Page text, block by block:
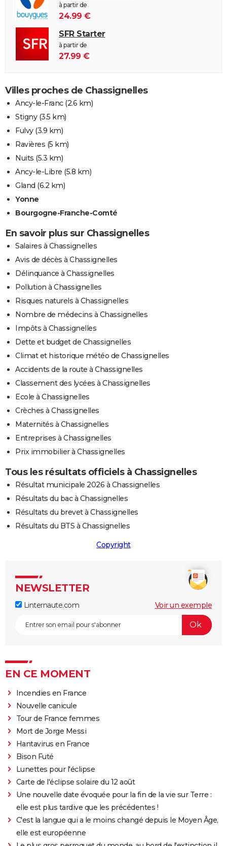
à partir de
24.99 €
SFR Starter
à partir de
27.99 €
Villes proches de Chassignelles
Ancy-le-Franc(2.6 km)
Stigny(3.5 km)
Fulvy(3.9 km)
Ravières (5 km)
Nuits (5.3 km)
Ancy-le-Libre (5.8 km)
Gland (6.2 km)
Yonne
Bourgogne-Franche-Comté
En savoir plus sur Chassignelles
Salaires à Chassignelles
Avis de décès à Chassignelles
Délinquance à Chassignelles
Pollution à Chassignelles
Risques naturels à Chassignelles
Nombre de médecins à Chassignelles
Impôts à Chassignelles
Dette et budget de Chassignelles
Climat et historique météo de Chassignelles
Accidents de la route à Chassignelles
Classement des lycées à Chassignelles
Ecole à Chassignelles
Crèches à Chassignelles
Maternités à Chassignelles
Entreprises à Chassignelles
Prix immobilier à Chassignelles
Tous les résultats officiels à Chassignelles
Résultat municipale 2026 à Chassignelles
Résultats du bac à Chassignelles
Résultats du brevet à Chassignelles
Résultats du BTS à Chassignelles
Copyright
NEWSLETTER
Linternaute.com Voir un exemple
EN CE MOMENT
Incendies en France
Nouvelle canicule
Tour de France femmes
Mort de Jorge Messi
Hantavirus en France
Bison Futé
Lunettes pour l'éclipse
Carte de l'éclipse solaire du 12 août
Une nouvelle date évoquée pour la fin de la vie sur Terre :
elle est plus tardive que les précédentes !
C'est la langue qui a le moins changé depuis le Moyen Âge,
elle est européenne